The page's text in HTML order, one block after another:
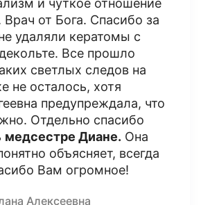
и чуткое отношение
Врач от Бога. Спасибо за
удаляли кератомы с
Все прошло
светлых следов на
не осталось, хотя
предупреждала, что
Отдельно спасибо
медсестре Диане. Она
объясняет, всегда
Вам огромное!
Алексеевна